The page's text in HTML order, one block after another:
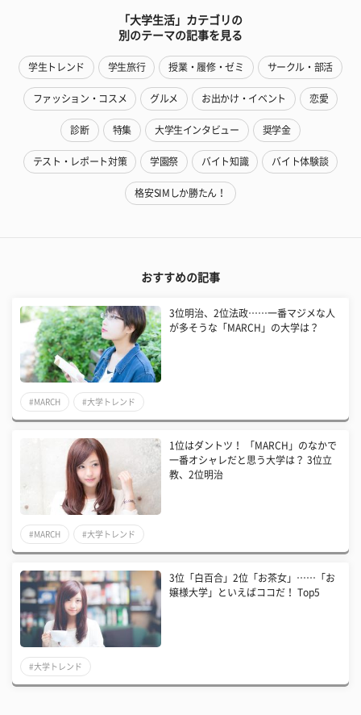
「大学生活」カテゴリの
別のテーマの記事を見る
学生トレンド 学生旅行 授業・履修・ゼミ サークル・部活
ファッション・コスメ グルメ お出かけ・イベント 恋愛
診断 特集 大学生インタビュー 奨学金
テスト・レポート対策 学園祭 バイト知識 バイト体験談
格安SIMしか勝たん！
おすすめの記事
3位明治、2位法政……一番マジメな人
が多そうな「MARCH」の大学は？
#MARCH #大学トレンド
1位はダントツ！ 「MARCH」のなかで
一番オシャレだと思う大学は？ 3位立
教、2位明治
#MARCH #大学トレンド
3位「白百合」2位「お茶女」……「お
嬢様大学」といえばココだ！ Top5
#大学トレンド